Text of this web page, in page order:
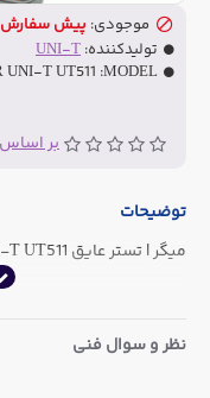
بر اساس 0
موجودی: پیش سفارش
تولیدکننده: UNI-T
MODEL:
UNI-T UT511
توضیحات
میگر | تستر عایق UNI-T UT511 در مجموعه ابزار و تجهیزات برق صنعتی
نظر و سوال فنی